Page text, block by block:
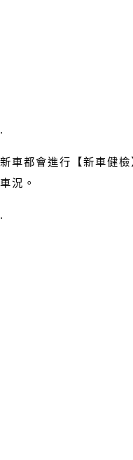
.
新車都會進行【新車健
車況。
.